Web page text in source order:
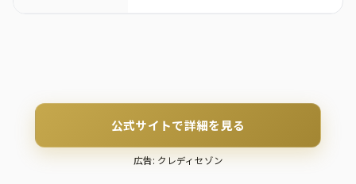
公式サイトで詳細を見る
広告: クレディセゾン